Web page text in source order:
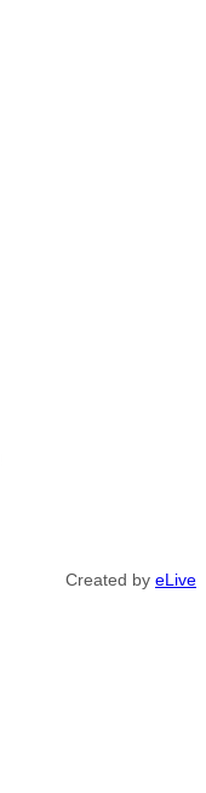
Created by eLive